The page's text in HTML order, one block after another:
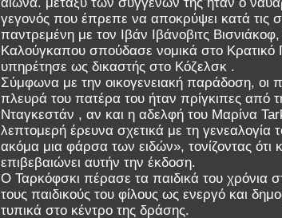
γεγονός που έπρεπε να αποκρύψει κατά τις
παντρεμένη με τον Ιβάν Ιβάνοβιτς
Καλούγκαπου σπούδασε νομικά στο Κρατικό
υπηρέτησε ως δικαστής στο Κόζελσκ .
Σύμφωνα με την οικογενειακή παράδοση, οι
πλευρά του πατέρα του ήταν πρίγκιπες από
Νταγκεστάν , αν και η αδελφή του Μαρίνα
λεπτομερή έρευνα σχετικά με τη γενεαλογία
ακόμα μια φάρσα των ειδών», τονίζοντας
επιβεβαιώνει αυτήν την έκδοση.
Ο Ταρκόφσκι πέρασε τα παιδικά του χρόνια
τους παιδικούς του φίλους ως ενεργό και
τυπικά στο κέντρο της δράσης.